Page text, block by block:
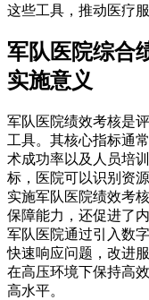
这些工具，推动医疗
军队医院综合
实施意义
军队医院绩效考核是
工具。其核心指标通
术成功率以及人员培
标，医院可以识别资
实施军队医院绩效考
保障能力，还促进了
军队医院通过引入数
快速响应问题，改进
在高压环境下保持高
高水平。